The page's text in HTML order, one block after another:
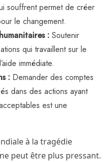
souffrent permet de créer
le changement.
: Soutenir
qui travaillent sur le
immédiate.
: Demander des comptes
dans des actions ayant
est une
à la tragédie
peut être plus pressant.